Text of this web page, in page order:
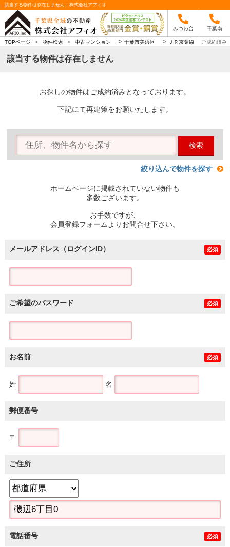
該当する物件は存在しません｜株式会社アフィオ
みつわ台 千葉南
TOPページ > 物件検索 > 中古マンション > 千葉市美浜区 > ＪＲ京葉線 ご成約済み
該当する物件は存在しません
お探しの物件はご成約済みとなっております。
下記にて再建策をお願いたします。
検索
絞り込んで物件を探す
ホームページに掲載されていない物件も
多数ございます。
お手数ですが、
会員登録フォームよりお問合せ下さい。
メールアドレス（ログインID） 必須
ご希望のパスワード 必須
お名前 必須
姓 名
郵便番号
〒
ご住所
電話番号 必須